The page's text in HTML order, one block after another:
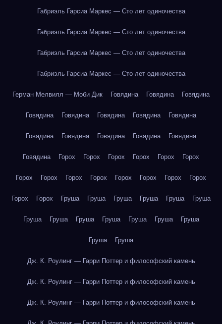
Габриэль Гарсиа Маркес — Сто лет одиночества
Габриэль Гарсиа Маркес — Сто лет одиночества
Габриэль Гарсиа Маркес — Сто лет одиночества
Габриэль Гарсиа Маркес — Сто лет одиночества
Герман Мелвилл — Моби Дик Говядина Говядина Говядина
Говядина Говядина Говядина Говядина Говядина
Говядина Говядина Говядина Говядина Говядина
Говядина Горох Горох Горох Горох Горох Горох
Горох Горох Горох Горох Горох Горох Горох Горох
Горох Горох Груша Груша Груша Груша Груша Груша
Груша Груша Груша Груша Груша Груша Груша
Груша Груша
Дж. К. Роулинг — Гарри Поттер и философский камень
Дж. К. Роулинг — Гарри Поттер и философский камень
Дж. К. Роулинг — Гарри Поттер и философский камень